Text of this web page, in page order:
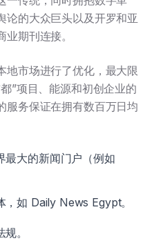
论的大众巨头以及开罗和亚
期刊连接。
地市场进行了优化，最大限
”项目、能源和初创企业的
服务保证在拥有数百万日均
最大的新闻门户（例如
，如 Daily News Egypt。
。